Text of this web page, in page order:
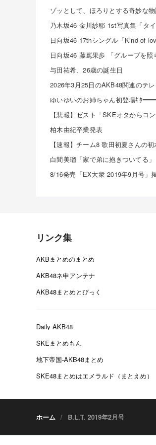
ゾッとして、ほろりとする奇妙な物
乃木坂46 金川紗耶 1st写真集「タイ
日向坂46 17thシングル「Kind of
与田祐希、26歳の誕生日
2026年3月25日のAKB48関連のテ
ゆいゆいのお姉ちゃん初登場
柏木由紀卒業発表
白間美瑠「家で弟に抱きついてる」
リンク集
AKBまとめのまとめ
AKB48ネ申アンテナ
AKB48まとめとぴっく
Daily AKB48
SKEまとめもん
地下帝国-AKB48まとめ
SKE48まとめはエメラルド（まとえめ）
ホーム B.L.T. 2019年2月号